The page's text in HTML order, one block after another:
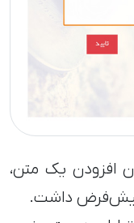
افزودن یک متن،